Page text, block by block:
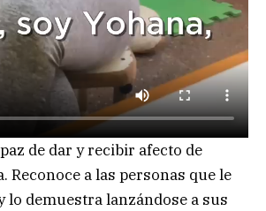
de dar y recibir afecto de
Reconoce a las personas que le
demuestra lanzándose a sus